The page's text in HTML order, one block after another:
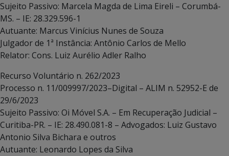
Sujeito Passivo: Marcela Magda de Lima Eireli – Corumbá-
MS. – IE: 28.329.596-1
Autuante: Marcus Vinícius Nunes de Souza
Julgador de 1ª Instância: Antônio Carlos de Mello
Relator: Cons. Luiz Aurélio Adler Ralho
Recurso Voluntário n. 262/2023
Processo n. 11/009997/2023–Digital – ALIM n. 52952-E de
29/6/2023
Sujeito Passivo: Oi Móvel S.A. – Em Recuperação Judicial –
Curitiba-PR. – IE: 28.490.081-8 – Advogados: Luiz Gustavo
Antonio Silva Bichara e outros
Autuante: Leonardo Lopes da Silva